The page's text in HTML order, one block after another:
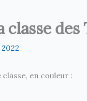
classe
en couleur :